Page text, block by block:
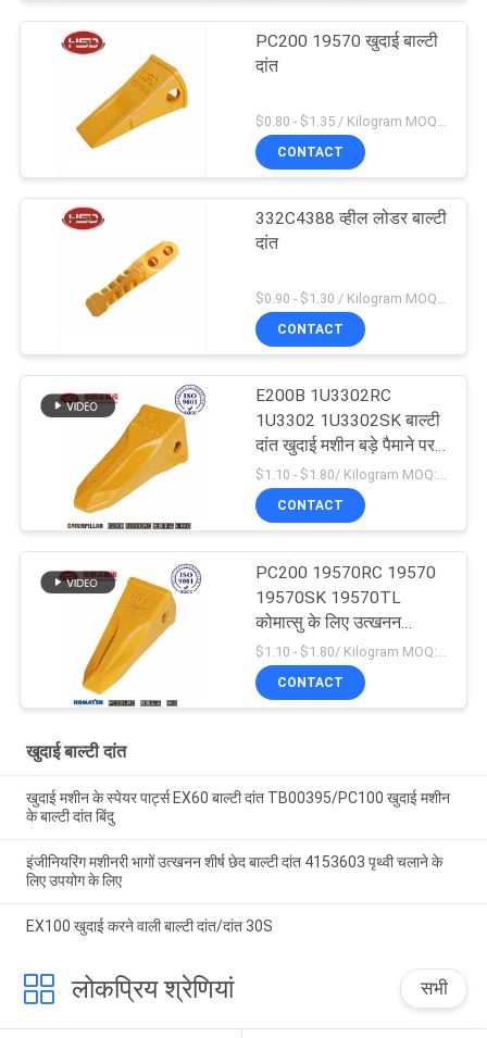
PC200 19570 खुदाई बाल्टी
दांत
CONTACT
332C4388 व्हील लोडर बाल्टी
दांत
CONTACT
E200B 1U3302RC
1U3302 1U3302SK बाल्टी
दांत खुदाई मशीन बड़े पैमाने पर
उत्पादन
$1.10 - $1.80/ Kilogram MOQ:100 Kilogram/Kilograms
CONTACT
PC200 19570RC 19570
19570SK 19570TL
कोमात्सु के लिए उत्खनन
उपकरण टिकाऊ बाल्टी दांत
$1.10 - $1.80/ Kilogram MOQ:100 किलोग्राम/किलोग्राम
CONTACT
खुदाई बाल्टी दांत
खुदाई मशीन के स्पेयर पार्ट्स EX60 बाल्टी दांत TB00395/PC100 खुदाई मशीन
के बाल्टी दांत बिंदु
इंजीनियरिंग मशीनरी भागों उत्खनन शीर्ष छेद बाल्टी दांत 4153603 पृथ्वी चलाने के
लिए उपयोग के लिए
EX100 खुदाई करने वाली बाल्टी दांत/दांत 30S
लोकप्रिय श्रेणियां सभी